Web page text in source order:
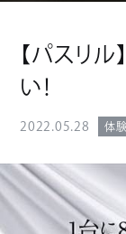
【パスリ
い！
2022.05.28 体